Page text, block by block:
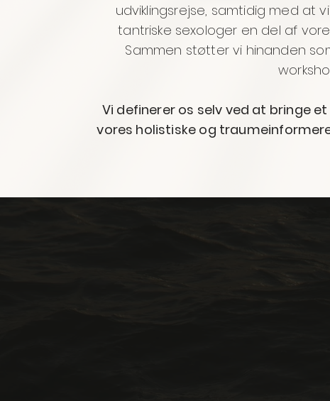
udviklingsrejse, samtidig med at
tantriske sexologer en del af
Sammen støtter vi hinanden
Vi definerer os selv ved at bringe
vores holistiske og